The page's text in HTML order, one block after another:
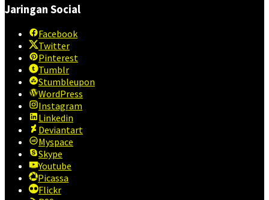
Jaringan Social
Facebook
Twitter
Pinterest
Tumblr
Stumbleupon
WordPress
Instagram
Linkedin
Deviantart
Myspace
Skype
Youtube
Picassa
Flickr